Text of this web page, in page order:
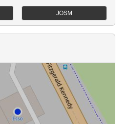
JOSM